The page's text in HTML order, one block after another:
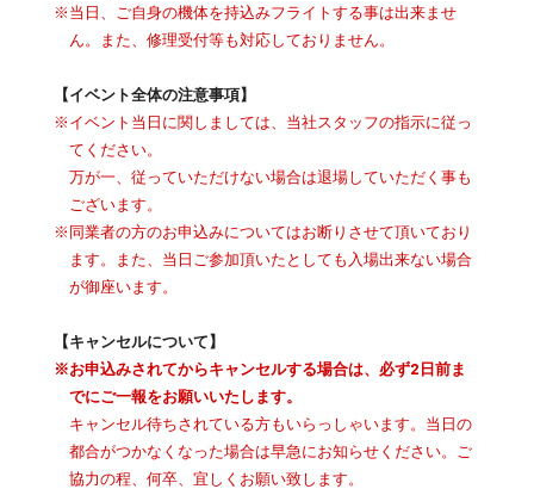
※当日、ご自身の機体を持込みフライトする事は出来ませ
ん。また、修理受付等も対応しておりません。
【イベント全体の注意事項】
※イベント当日に関しましては、当社スタッフの指示に従っ
てください。
万が一、従っていただけない場合は退場していただく事も
ございます。
※同業者の方のお申込みについてはお断りさせて頂いており
ます。また、当日ご参加頂いたとしても入場出来ない場合
が御座います。
【キャンセルについて】
※お申込みされてからキャンセルする場合は、必ず2日前ま
でにご一報をお願いいたします。
キャンセル待ちされている方もいらっしゃいます。当日の
都合がつかなくなった場合は早急にお知らせください。ご
協力の程、何卒、宜しくお願い致します。